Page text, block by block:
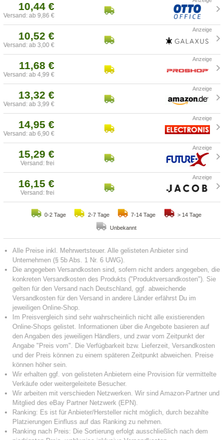
10,44 €
Versand: ab 9,86 €
10,52 €
Versand: ab 3,00 €
11,68 €
Versand: ab 4,99 €
13,32 €
Versand: ab 3,99 €
14,95 €
Versand: ab 6,90 €
15,29 €
Versand: frei
16,15 €
Versand: frei
0-2 Tage 2-7 Tage 7-14 Tage > 14 Tage
Unbekannt